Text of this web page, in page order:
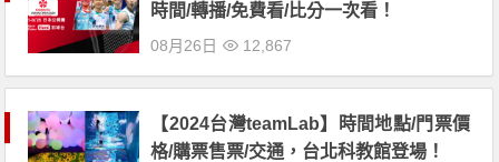
時間/轉播/免費看/比分一次看！
08月26日 12,867
【2024台灣teamLab】時間地點/門票價
格/購票售票/交通，台北科教館登場！